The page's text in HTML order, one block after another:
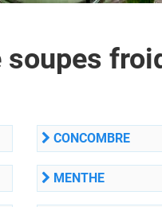
soupes
CONCOMBRE
MENTHE